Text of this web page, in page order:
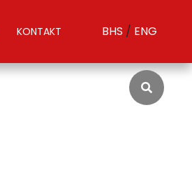
KONTAKT BHS / ENG